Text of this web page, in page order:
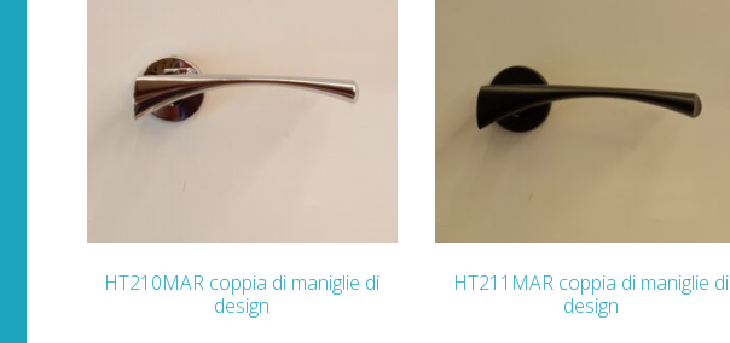
HT210MAR coppia di maniglie di
design
HT211MAR coppia di maniglie di
design